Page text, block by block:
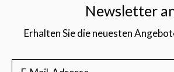
Newsletter
Erhalten Sie die neuesten